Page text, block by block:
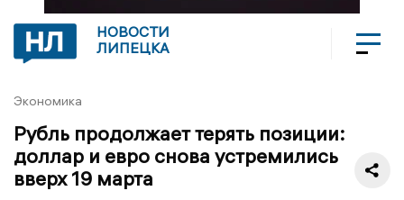
НОВОСТИ
ЛИПЕЦКА
Экономика
Рубль продолжает терять позиции:
доллар и евро снова устремились
вверх 19 марта